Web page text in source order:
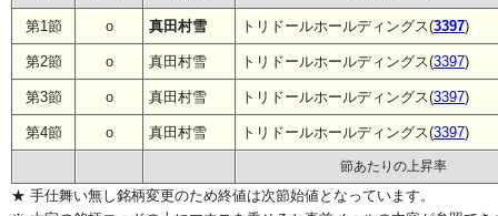
第1節 o 真田村雪 トリドールホールディングス(3397)
第2節 o 真田村雪 トリドールホールディングス(3397)
第3節 o 真田村雪 トリドールホールディングス(3397)
第4節 o 真田村雪 トリドールホールディングス(3397)
節あたりの上昇率
★ 手仕舞い無し銘柄変更のため終値は次節始値となっています。